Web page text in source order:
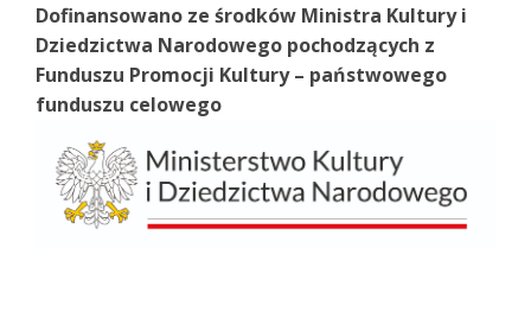
Dofinansowano ze środków Ministra Kultury i
Dziedzictwa Narodowego pochodzących z
Funduszu Promocji Kultury – państwowego
funduszu celowego